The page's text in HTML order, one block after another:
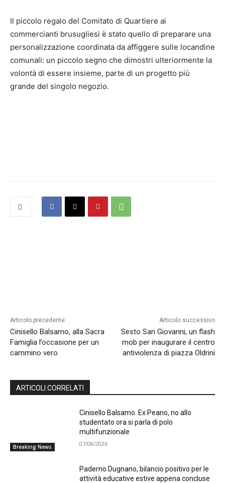
Il piccolo regalo del Comitato di Quartiere ai
commercianti brusugliesi è stato quello di preparare una
personalizzazione coordinata da affiggere sulle locandine
comunali: un piccolo segno che dimostri ulteriormente la
volontà di essere insieme, parte di un progetto più
grande del singolo negozio.
Articolo precedente
Cinisello Balsamo, alla Sacra
Famiglia l’occasione per un
cammino vero
Articolo successivo
Sesto San Giovanni, un flash
mob per inaugurare il centro
antiviolenza di piazza Oldrini
ARTICOLI CORRELATI
Breaking News
Cinisello Balsamo. Ex Peano, no allo
studentato ora si parla di polo
multifunzionale
07/08/2026
Paderno Dugnano, bilancio positivo per le
attività educative estive appena concluse